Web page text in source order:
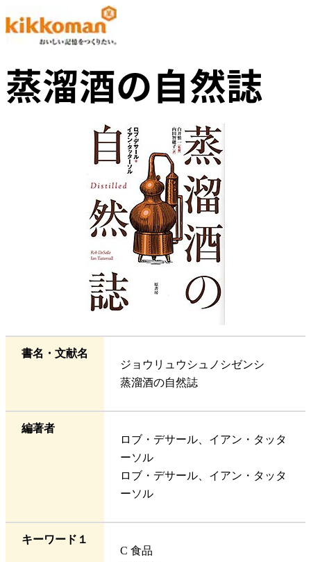
蒸溜酒の自然誌
書名・文献名
ジョウリュウシュノシゼンシ
蒸溜酒の自然誌
編著者
ロブ・デサール、イアン・タッタ
ーソル
ロブ・デサール、イアン・タッタ
ーソル
キーワード１
C 食品